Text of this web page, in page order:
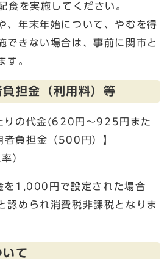
食を実施してください。
、年末年始について、やむを得
できない場合は、事前に関市と
す。
担金（利用料）等
りの代金(620円～925円また
負担金（500円）】
）
を1,000円で設定された場合
認められ消費税非課税となりま
て